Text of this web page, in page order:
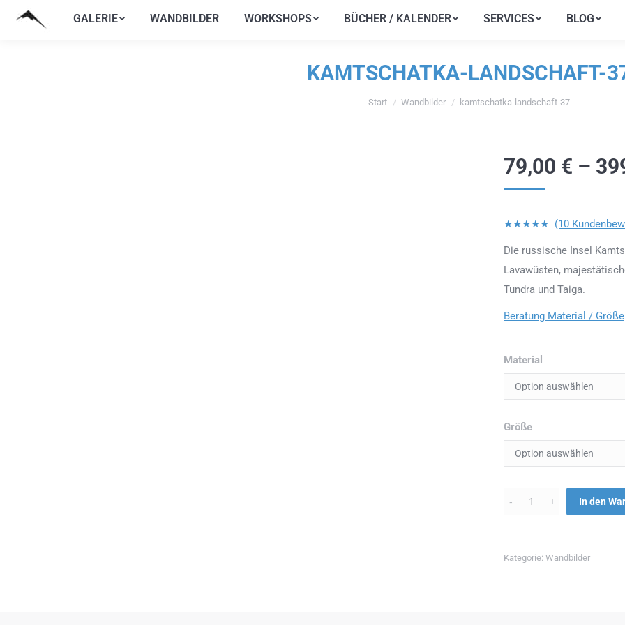
GALERIE WANDBILDER WORKSHOPS BÜCHER / KALENDER SERVICES BLOG
KAMTSCHATKA-LANDSCHAFT-
Sie befinden sich hier:
Start Wandbilder kamtschatka-landschaft-37
79,00 € –
★★★★★ (10
Die russische Insel
Lavawüsten,
Tundra und Taiga.
Beratung Material / Größe
Material
Größe
Menge In den
Kategorie: Wandbilder
GALERIE WANDBILDER WORKSHOPS BÜCHER / KALENDER SERVICES BLOG